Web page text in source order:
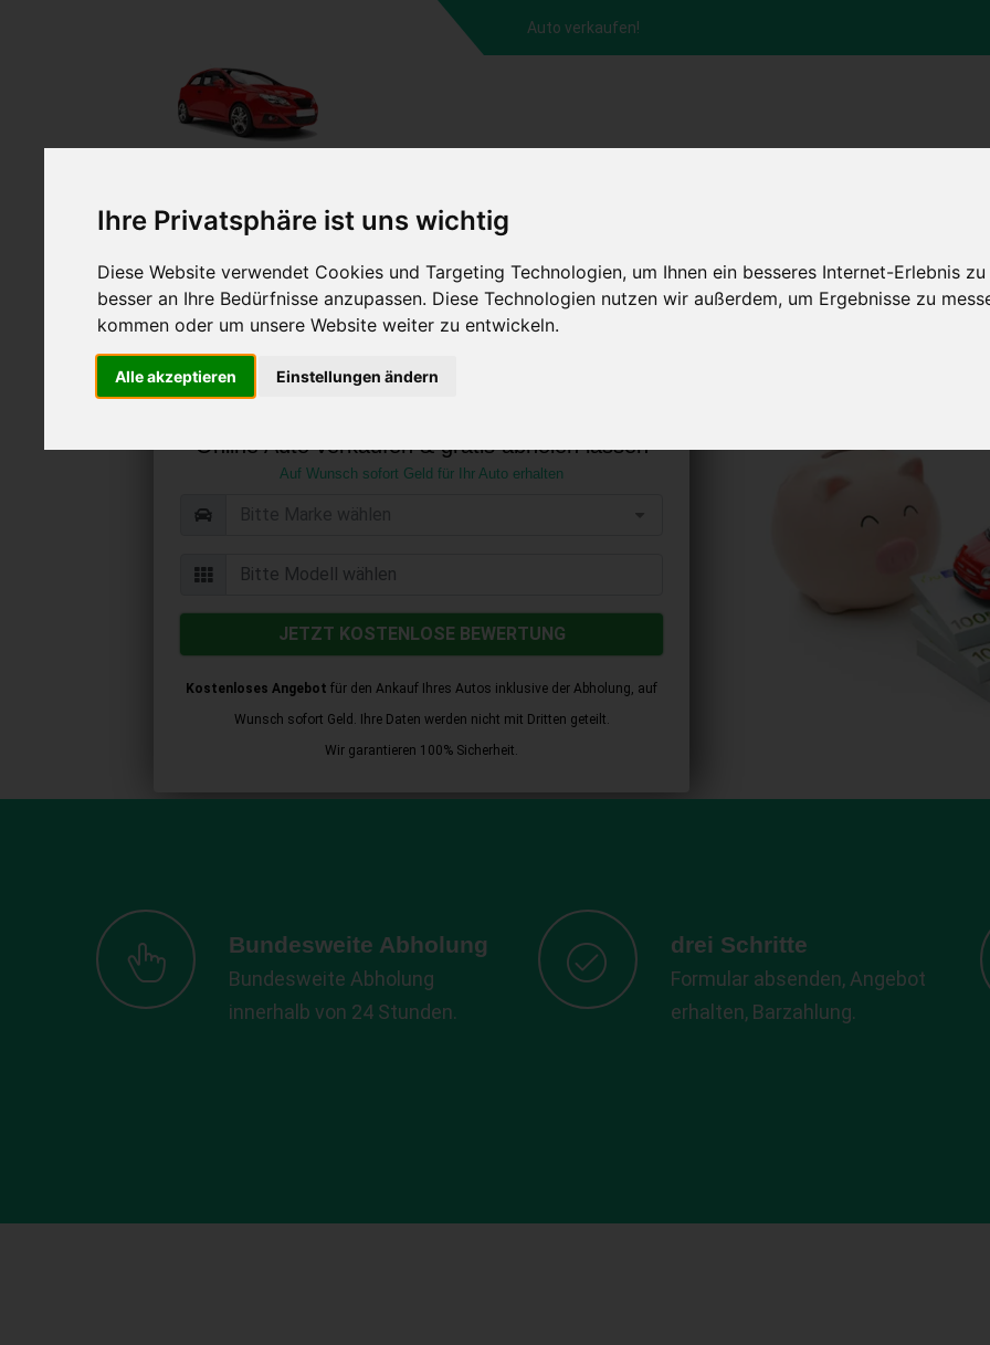
Ihre Privatsphäre ist uns wichtig
Diese Website verwendet Cookies und Targeting Technologien, um Ihnen ein besseres Internet-Erlebnis
besser an Ihre Bedürfnisse anzupassen. Diese Technologien nutzen wir außerdem, um Ergebnisse zu
kommen oder um unsere Website weiter zu entwickeln.
Alle akzeptieren Einstellungen ändern
Auto verkaufen!
HOME KONTAKT ABLAUF
Auto verkaufen in Enger Nordrhein-
Online Auto verkaufen & gratis abholen lassen
Auf Wunsch sofort Geld für Ihr Auto erhalten
JETZT KOSTENLOSE BEWERTUNG
Kostenloses Angebot für den Ankauf Ihres Autos inklusive der Abholung, auf
Wunsch sofort Geld. Ihre Daten werden nicht mit Dritten geteilt.
Wir garantieren 100% Sicherheit.
Bundesweite Abholung
Bundesweite Abholung
innerhalb von 24 Stunden.
drei Schritte
Formular absenden, Angebot
erhalten, Barzahlung.